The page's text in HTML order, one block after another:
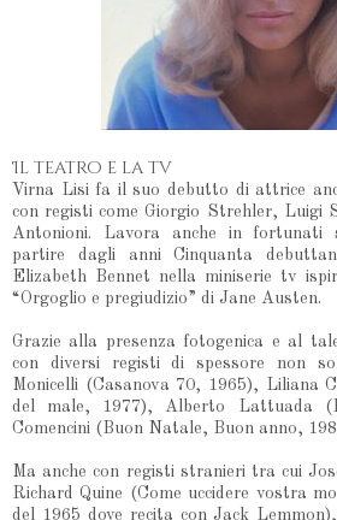
Il teatro e la tv
Virna Lisi fa il suo debutto di attrice
con registi come Giorgio Strehler, Luigi
Antonioni. Lavora anche in fortunati
partire dagli anni Cinquanta
Elizabeth Bennet nella miniserie tv
“Orgoglio e pregiudizio” di Jane Austen.
Grazie alla presenza fotogenica e al
con diversi registi di spessore non
Monicelli (Casanova 70, 1965), Liliana
del male, 1977), Alberto Lattuada
Comencini (Buon Natale, Buon anno,
Ma anche con registi stranieri tra cui
Richard Quine (Come uccidere vostra
del 1965 dove recita con Jack